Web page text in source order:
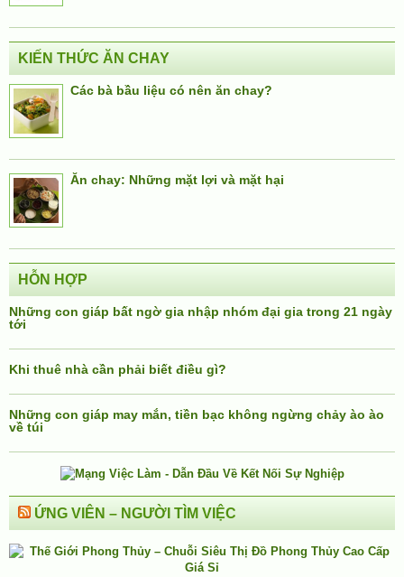
KIẾN THỨC ĂN CHAY
Các bà bầu liệu có nên ăn chay?
Ăn chay: Những mặt lợi và mặt hại
HỖN HỢP
Những con giáp bất ngờ gia nhập nhóm đại gia trong 21 ngày
tới
Khi thuê nhà cần phải biết điều gì?
Những con giáp may mắn, tiền bạc không ngừng chảy ào ào
về túi
ỨNG VIÊN – NGƯỜI TÌM VIỆC